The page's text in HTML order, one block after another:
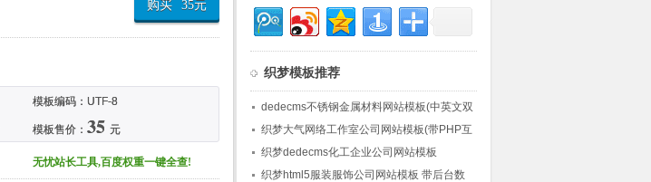
购买 35元
模板编码：UTF-8
模板售价： 35 元
无忧站长工具,百度权重一键全查!
织梦模板推荐
dedecms不锈钢金属材料网站模板(中英文双
模板)
织梦大气网络工作室公司网站模板(带PHP互
动客厅)
织梦dedecms化工企业公司网站模板
织梦html5服装服饰公司网站模板 带后台数